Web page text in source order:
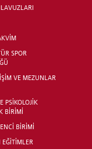
SPOR
VE MEZUNLAR
PSİKOLOJİK
BİRİMİ
BİRİMİ